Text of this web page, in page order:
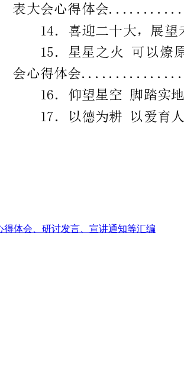
得体会、研讨发言、宣讲通知等汇编